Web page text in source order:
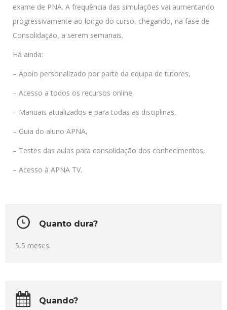
exame de PNA. A frequência das simulações vai aumentando
progressivamente ao longo do curso, chegando, na fase de
Consolidação, a serem semanais.
Há ainda:
– Apoio personalizado por parte da equipa de tutores,
– Acesso a todos os recursos online,
– Manuais atualizados e para todas as disciplinas,
– Guia do aluno APNA,
– Testes das aulas para consolidação dos conhecimentos,
– Acesso à APNA TV.
Quanto dura?
5,5 meses.
Quando?